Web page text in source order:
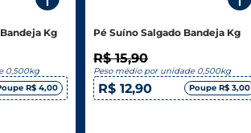
Kg
0,500kg
R$ 4,00
Pé Suíno Salgado Bandeja Kg
R$ 15,90
Peso médio por unidade 0,500kg
R$ 12,90 Poupe R$ 3,00